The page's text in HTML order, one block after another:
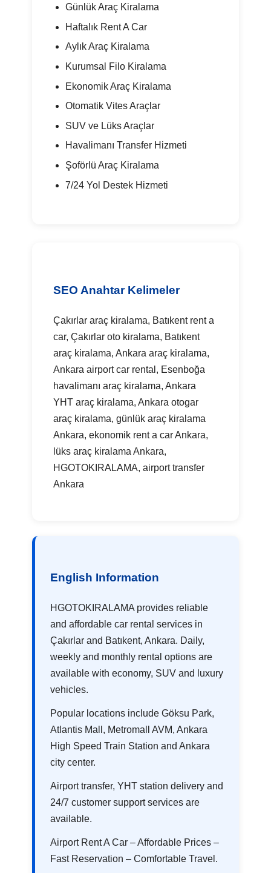
Günlük Araç Kiralama
Haftalık Rent A Car
Aylık Araç Kiralama
Kurumsal Filo Kiralama
Ekonomik Araç Kiralama
Otomatik Vites Araçlar
SUV ve Lüks Araçlar
Havalimanı Transfer Hizmeti
Şoförlü Araç Kiralama
7/24 Yol Destek Hizmeti
SEO Anahtar Kelimeler
Çakırlar araç kiralama, Batıkent rent a
car, Çakırlar oto kiralama, Batıkent
araç kiralama, Ankara araç kiralama,
Ankara airport car rental, Esenboğa
havalimanı araç kiralama, Ankara
YHT araç kiralama, Ankara otogar
araç kiralama, günlük araç kiralama
Ankara, ekonomik rent a car Ankara,
lüks araç kiralama Ankara,
HGOTOKIRALAMA, airport transfer
Ankara
English Information
HGOTOKIRALAMA provides reliable
and affordable car rental services in
Çakırlar and Batıkent, Ankara. Daily,
weekly and monthly rental options are
available with economy, SUV and luxury
vehicles.
Popular locations include Göksu Park,
Atlantis Mall, Metromall AVM, Ankara
High Speed Train Station and Ankara
city center.
Airport transfer, YHT station delivery and
24/7 customer support services are
available.
Airport Rent A Car – Affordable Prices –
Fast Reservation – Comfortable Travel.